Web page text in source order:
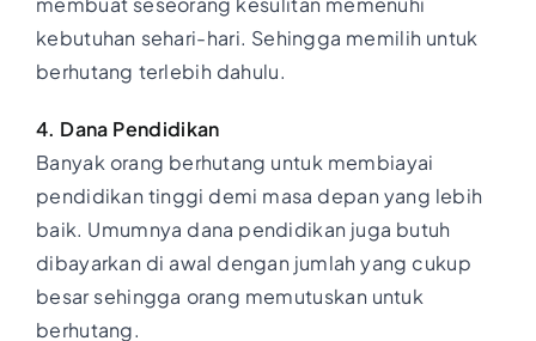
kebutuhan sehari-hari. Sehingga memilih untuk
berhutang terlebih dahulu.
4. Dana Pendidikan
Banyak orang berhutang untuk membiayai
pendidikan tinggi demi masa depan yang lebih
baik. Umumnya dana pendidikan juga butuh
dibayarkan di awal dengan jumlah yang cukup
besar sehingga orang memutuskan untuk
berhutang.